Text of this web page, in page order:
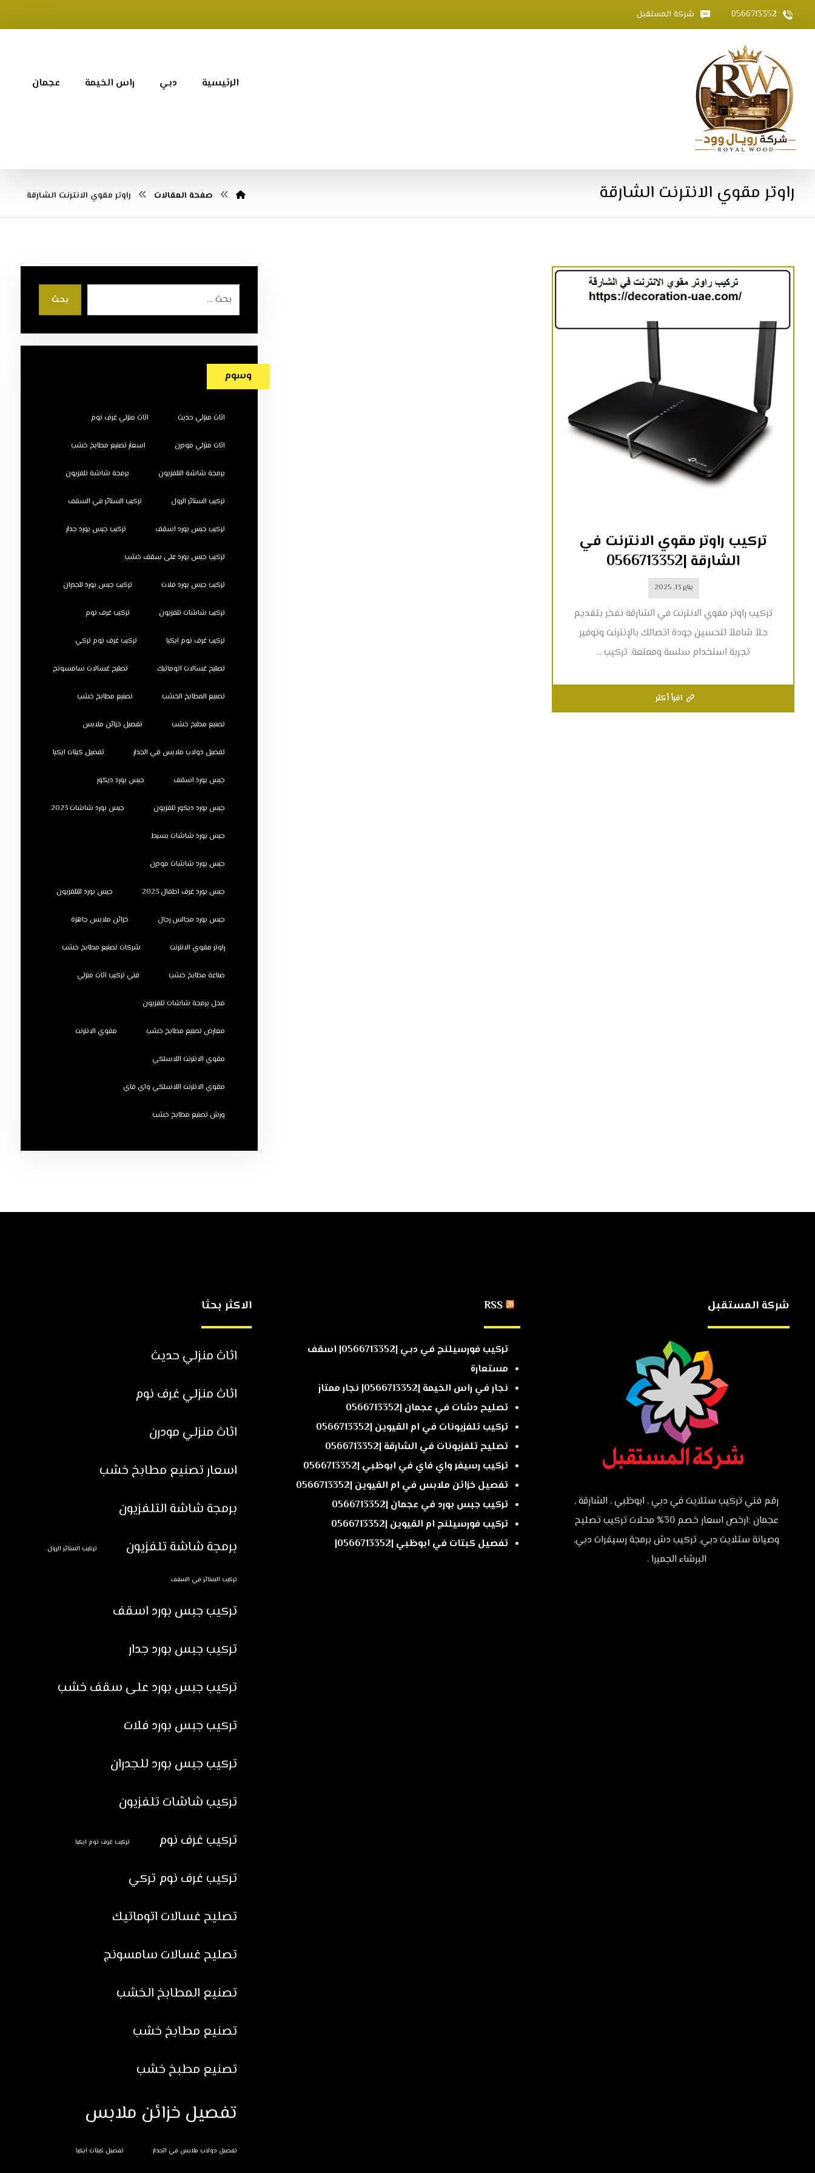
0566713352 شركة المستقبل
الرئيسية دبي راس الخيمة عجمان
راوتر مقوي الانترنت الشارقة صفحة المقالات راوتر مقوي الانترنت الشارقة
تركيب راوتر مقوي الانترنت في
الشارقة |0566713352
يناير 13, 2025
تركيب راوتر مقوي الانترنت في الشارقة نفخر بتقديم
حلاً شاملاً لتحسين جودة اتصالك بالإنترنت وتوفير
تجربة استخدام سلسة وممتعة. تركيب ...
اقرأ أكثر
بحث
وسوم
اثاث منزلي حديث اثاث منزلي غرف نوم
اثاث منزلي مودرن اسعار تصنيع مطابخ خشب
برمجة شاشة التلفزيون برمجة شاشة تلفزيون
تركيب الستائر الرول تركيب الستائر في السقف
تركيب جبس بورد اسقف تركيب جبس بورد جدار
تركيب جبس بورد على سقف خشب
تركيب جبس بورد فلات تركيب جبس بورد للجدران
تركيب شاشات تلفزيون تركيب غرف نوم
تركيب غرف نوم ايكيا تركيب غرف نوم تركي
تصليح غسالات اتوماتيك تصليح غسالات سامسونج
تصنيع المطابخ الخشب تصنيع مطابخ خشب
تصنيع مطبخ خشب تفصيل خزائن ملابس
تفصيل دولاب ملابس في الجدار تفصيل كبتات ايكيا
جبس بورد اسقف جبس بورد ديكور
جبس بورد ديكور تلفزيون جبس بورد شاشات 2023
جبس بورد شاشات بسيط
جبس بورد شاشات مودرن
جبس بورد غرف اطفال 2023 جبس بورد للتلفزيون
جبس بورد مجالس رجال خزائن ملابس جاهزة
راوتر مقوي الانترنت شركات تصنيع مطابخ خشب
صناعة مطابخ خشب فني تركيب اثاث منزلي
محل برمجة شاشات تلفزيون
معارض تصنيع مطابخ خشب مقوي الانترنت
مقوي الانترنت اللاسلكي
مقوي الانترنت اللاسلكي واي فاي
ورش تصنيع مطابخ خشب
شركة المستقبل
رقم فني تركيب ستلايت في دبي , ابوظبي , الشارقة ,
عجمان :ارخص اسعار خصم 30% محلات تركيب تصليح
وصيانة ستلايت دبي, تركيب دش برمجة رسيفرات دبي,
البرشاء الجميرا .
RSS
تركيب فورسيلنج في دبي |0566713352| اسقف
مستعارة
نجار في راس الخيمة |0566713352| نجار ممتاز
تصليح دشات في عجمان |0566713352
تركيب تلفزيونات في ام القيوين |0566713352
تصليح تلفزيونات في الشارقة |0566713352
تركيب رسيفر واي فاي في ابوظبي |0566713352
تفصيل خزائن ملابس في ام القيوين |0566713352
تركيب جبس بورد في عجمان |0566713352
تركيب فورسيلنج ام القيوين |0566713352
تفصيل كبتات في ابوظبي |0566713352|
الاكثر بحثا
اثاث منزلي حديث
اثاث منزلي غرف نوم
اثاث منزلي مودرن
اسعار تصنيع مطابخ خشب
برمجة شاشة التلفزيون
برمجة شاشة تلفزيون
تركيب الستائر الرول
تركيب الستائر في السقف
تركيب جبس بورد اسقف
تركيب جبس بورد جدار
تركيب جبس بورد على سقف خشب
تركيب جبس بورد فلات
تركيب جبس بورد للجدران
تركيب شاشات تلفزيون
تركيب غرف نوم
تركيب غرف نوم ايكيا
تركيب غرف نوم تركي
تصليح غسالات اتوماتيك
تصليح غسالات سامسونج
تصنيع المطابخ الخشب
تصنيع مطابخ خشب
تصنيع مطبخ خشب
تفصيل خزائن ملابس
تفصيل دولاب ملابس في الجدار تفصيل كبتات ايكيا